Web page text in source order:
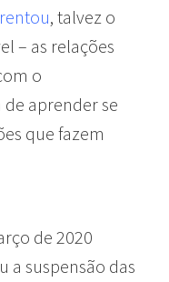
, talvez o
– as relações
o
aprender se
que fazem
de 2020
a suspensão das